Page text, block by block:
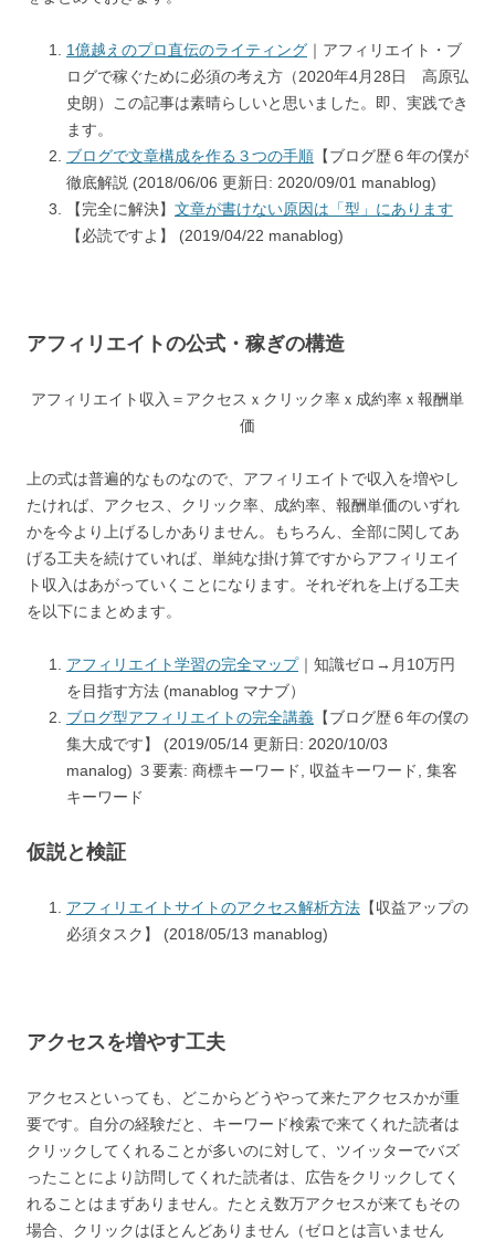
1億越えのプロ直伝のライティング ｜アフィリエイト・ブ
ログで稼ぐために必須の考え方（2020年4月28日 高原弘
史朗）この記事は素晴らしいと思いました。即、実践でき
ます。
ブログで文章構成を作る３つの手順 【ブログ歴６年の僕が
徹底解説 (2018/06/06 更新日: 2020/09/01 manablog)
【完全に解決】 文章が書けない原因は「型」にあります
【必読ですよ】 (2019/04/22 manablog)
アフィリエイトの公式・稼ぎの構造
アフィリエイト収入＝アクセスｘクリック率ｘ成約率ｘ報酬単
価
上の式は普遍的なものなので、アフィリエイトで収入を増やし
たければ、アクセス、クリック率、成約率、報酬単価のいずれ
かを今より上げるしかありません。もちろん、全部に関してあ
げる工夫を続けていれば、単純な掛け算ですからアフィリエイ
ト収入はあがっていくことになります。それぞれを上げる工夫
を以下にまとめます。
アフィリエイト学習の完全マップ｜知識ゼロ→月10万円
を目指す方法 (manablog マナブ）
ブログ型アフィリエイトの完全講義 【ブログ歴６年の僕の
集大成です】 (2019/05/14 更新日: 2020/10/03
manalog) ３要素: 商標キーワード, 収益キーワード, 集客
キーワード
仮説と検証
アフィリエイトサイトのアクセス解析方法 【収益アップの
必須タスク】 (2018/05/13 manablog)
アクセスを増やす工夫
アクセスといっても、どこからどうやって来たアクセスかが重
要です。自分の経験だと、キーワード検索で来てくれた読者は
クリックしてくれることが多いのに対して、ツイッターでバズ
ったことにより訪問してくれた読者は、広告をクリックしてく
れることはまずありません。たとえ数万アクセスが来てもその
場合、クリックはほとんどありません（ゼロとは言いません